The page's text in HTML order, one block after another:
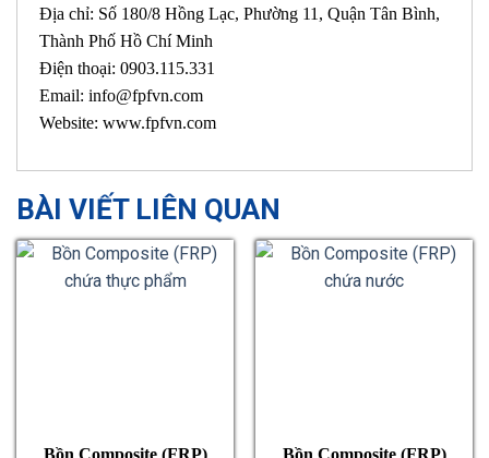
Địa chỉ: Số 180/8 Hồng Lạc, Phường 11, Quận Tân Bình,
Thành Phố Hồ Chí Minh
Điện thoại: 0903.115.331
Email: info@fpfvn.com
Website: www.fpfvn.com
BÀI VIẾT LIÊN QUAN